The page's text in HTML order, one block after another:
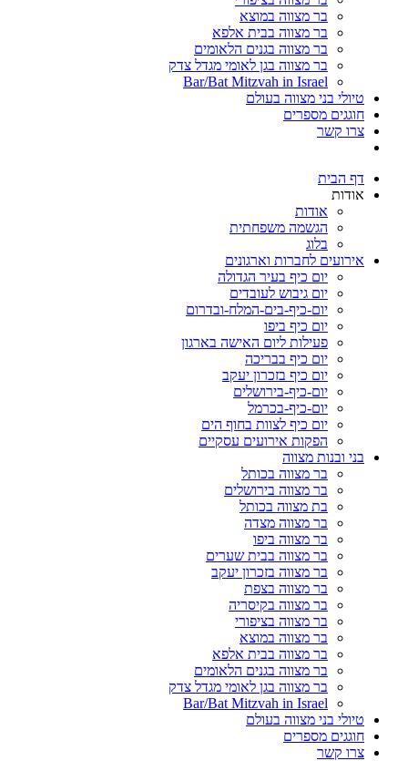
בר מצווה במוצא
בר מצווה בבית אלפא
בר מצווה בגנים הלאומים
בר מצווה בגן לאומי מגדל צדק
Bar/Bat Mitzvah in Israel
טיולי בני מצווה בעולם
חוגגים מספרים
צרו קשר
דף הבית
אודות
אודות
הגשמה משפחתית
בלוג
אירועים לחברות וארגונים
יום כיף בעיר הגדולה
יום גיבוש לעובדים
יום-כיף-בים-המלח-ובדרום
יום כיף ביפו
פעילות ליום האישה בארגון
יום כיף בבריכה
יום כיף בזכרון יעקב
יום-כיף-בירושלים
יום-כיף-בכרמל
יום כיף לצוות בחוף הים
הפקות אירועים עסקיים
בני ובנות מצווה
בר מצווה בכותל
בר מצווה בירושלים
בת מצווה בכותל
בר מצווה מצדה
בר מצווה ביפו
בר מצווה בבית שערים
בר מצווה בזכרון יעקב
בר מצווה בצפת
בר מצווה בקיסריה
בר מצווה בציפורי
בר מצווה במוצא
בר מצווה בבית אלפא
בר מצווה בגנים הלאומים
בר מצווה בגן לאומי מגדל צדק
Bar/Bat Mitzvah in Israel
טיולי בני מצווה בעולם
חוגגים מספרים
צרו קשר